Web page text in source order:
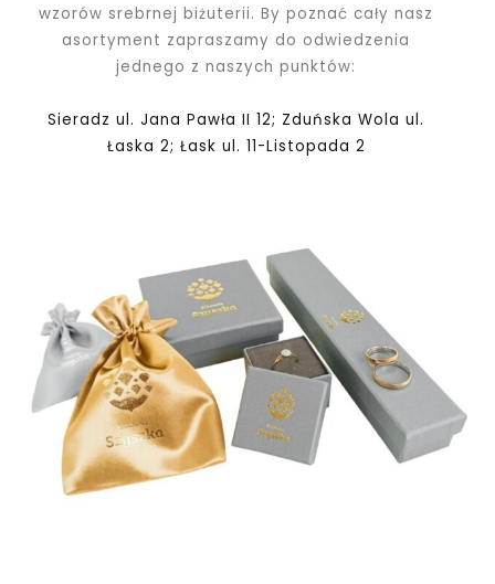
wzorów srebrnej biżuterii. By poznać cały nasz
asortyment zapraszamy do odwiedzenia
jednego z naszych punktów:
Sieradz ul. Jana Pawła II 12; Zduńska Wola ul.
Łaska 2; Łask ul. 11-Listopada 2